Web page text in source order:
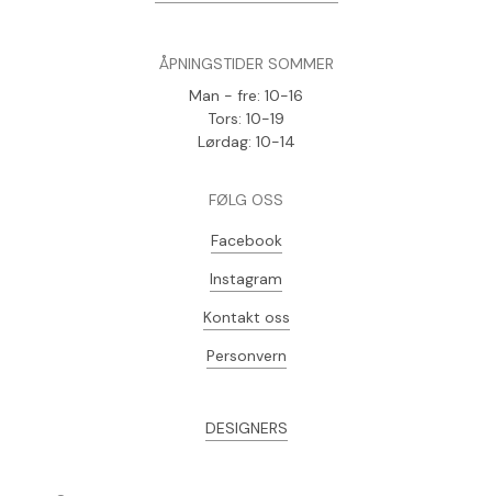
ÅPNINGSTIDER SOMMER
Man - fre: 10-16
Tors: 10-19
Lørdag: 10-14
FØLG OSS
Facebook
Instagram
Kontakt oss
Personvern
DESIGNERS